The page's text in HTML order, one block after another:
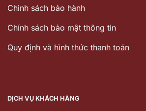
Chinh sách bảo hành
Chính sách bảo mật thông tin
Quy định và hình thức thanh toán
DỊCH VỤ KHÁCH HÀNG